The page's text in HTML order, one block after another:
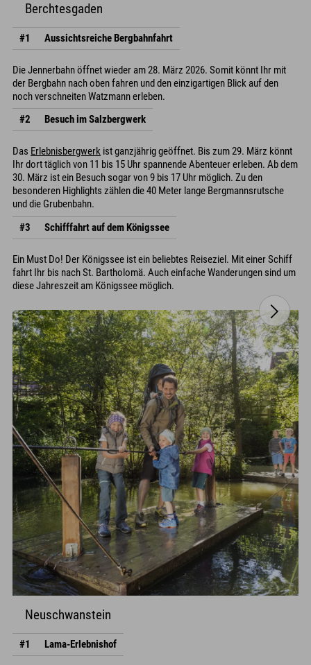
Berchtesgaden
#1 Aussichtsreiche Bergbahnfahrt
Die Jennerbahn öffnet wieder am 28. März 2026. Somit könnt Ihr mit
der Bergbahn nach oben fahren und den einzigartigen Blick auf den
noch verschneiten Watzmann erleben.
#2
Besuch im Salzbergwerk
Das Erlebnisbergwerk ist ganzjährig geöffnet. Bis zum 29. März könnt
Ihr dort täglich von 11 bis 15 Uhr spannende Abenteuer erleben. Ab dem
30. März ist ein Besuch sogar von 9 bis 17 Uhr möglich. Zu den
besonderen Highlights zählen die 40 Meter lange Bergmannsrutsche
und die Grubenbahn.
#3
Schifffahrt auf dem Königssee
Ein Must Do! Der Königssee ist ein beliebtes Reiseziel. Mit einer Schiff
fahrt Ihr bis nach St. Bartholomä. Auch einfache Wanderungen sind um
diese Jahreszeit am Königssee möglich.
Neuschwanstein
#1 Lama-Erlebnishof